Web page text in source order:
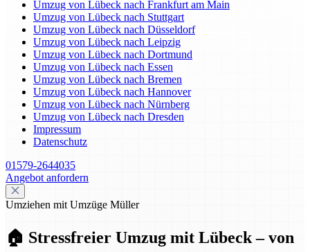
Umzug von Lübeck nach Frankfurt am Main
Umzug von Lübeck nach Stuttgart
Umzug von Lübeck nach Düsseldorf
Umzug von Lübeck nach Leipzig
Umzug von Lübeck nach Dortmund
Umzug von Lübeck nach Essen
Umzug von Lübeck nach Bremen
Umzug von Lübeck nach Hannover
Umzug von Lübeck nach Nürnberg
Umzug von Lübeck nach Dresden
Impressum
Datenschutz
01579-2644035
Angebot anfordern
Umziehen mit Umzüge Müller
🏠 Stressfreier Umzug mit Lübeck – von